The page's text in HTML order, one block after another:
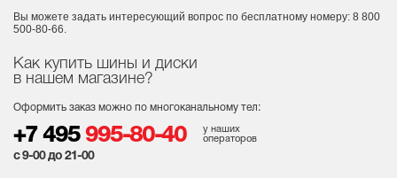
Как купить шины и диски
в нашем магазине?
Оформить заказ можно по многоканальному тел:
+7 495 995-80-40
у наших
операторов
с 9-00 до 21-00
Вы можете задать интересующий вопрос по бесплатному номеру: 8 800
500-80-66.